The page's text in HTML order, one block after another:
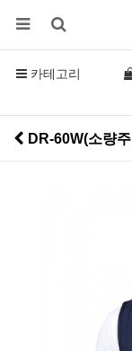
카테고리
DR-60W(소량